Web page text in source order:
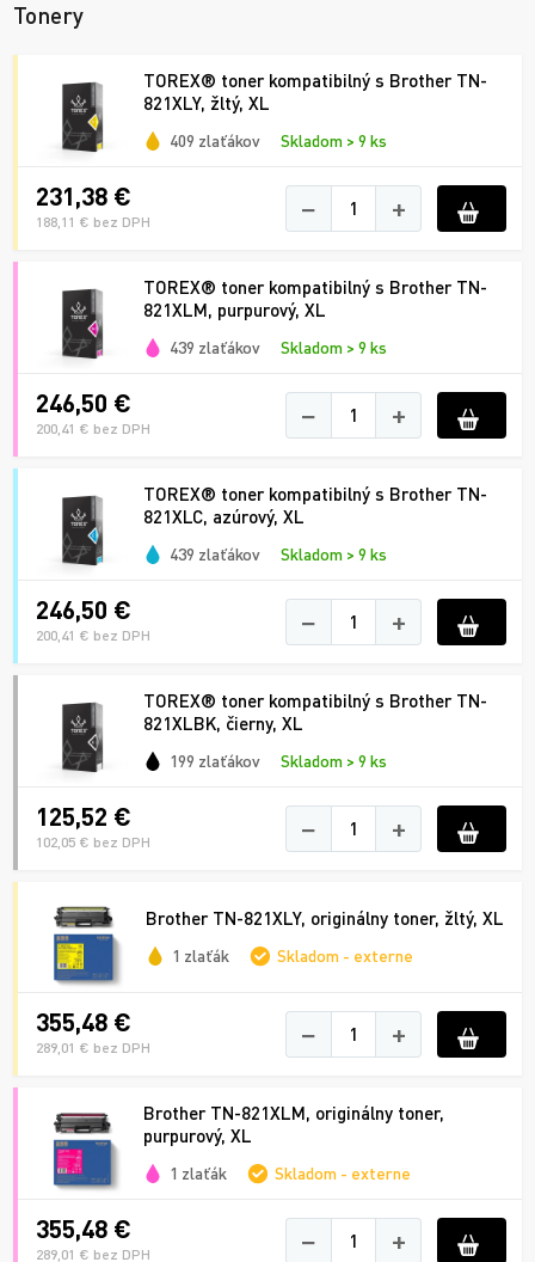
Tonery
TOREX® toner kompatibilný s Brother TN-
821XLY, žltý, XL
409 zlaťákov Skladom > 9 ks
231,38 €
188,11 € bez DPH − +
TOREX® toner kompatibilný s Brother TN-
821XLM, purpurový, XL
439 zlaťákov Skladom > 9 ks
246,50 €
200,41 € bez DPH − +
TOREX® toner kompatibilný s Brother TN-
821XLC, azúrový, XL
439 zlaťákov Skladom > 9 ks
246,50 €
200,41 € bez DPH − +
TOREX® toner kompatibilný s Brother TN-
821XLBK, čierny, XL
199 zlaťákov Skladom > 9 ks
125,52 €
102,05 € bez DPH − +
Brother TN-821XLY, originálny toner, žltý, XL
1 zlaťák Skladom - externe
355,48 €
289,01 € bez DPH − +
Brother TN-821XLM, originálny toner,
purpurový, XL
1 zlaťák Skladom - externe
355,48 €
289,01 € bez DPH − +